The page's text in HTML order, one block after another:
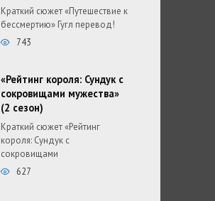
Краткий сюжет «Путешествие к
бессмертию» Гугл перевод!
743
«Рейтинг короля: Сундук с
сокровищами мужества»
(2 сезон)
Краткий сюжет «Рейтинг
короля: Сундук с
сокровищами
627